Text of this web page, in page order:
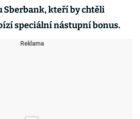
Sberbank, kteří by chtěli
speciální nástupní bonus.